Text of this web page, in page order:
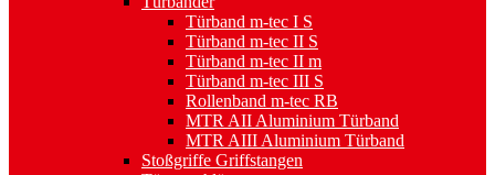
Türband m-tec I S
Türband m-tec II S
Türband m-tec II m
Türband m-tec III S
Rollenband m-tec RB
MTR AII Aluminium Türband
MTR AIII Aluminium Türband
Stoßgriffe Griffstangen